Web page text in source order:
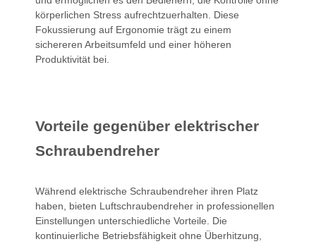
körperlichen Stress aufrechtzuerhalten. Diese
Fokussierung auf Ergonomie trägt zu einem
sichereren Arbeitsumfeld und einer höheren
Produktivität bei.
Vorteile gegenüber elektrischer
Schraubendreher
Während elektrische Schraubendreher ihren Platz
haben, bieten Luftschraubendreher in professionellen
Einstellungen unterschiedliche Vorteile. Die
kontinuierliche Betriebsfähigkeit ohne Überhitzung,